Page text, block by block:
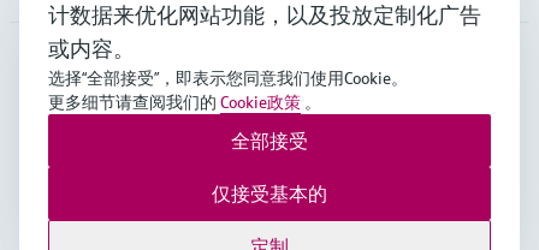
APS•中文
Endress+Hauser Group Services AG ©版权所有
版本说明
General Terms and Conditions
计数据来优化网站功能，以及投放定制化广告
或内容。
选择“全部接受”，即表示您同意我们使用Cookie。
更多细节请查阅我们的 Cookie政策 。
仅接受基本的
全部接受